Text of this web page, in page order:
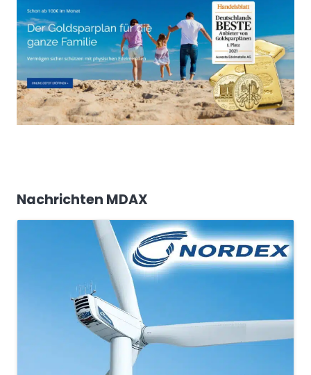
Nachrichten MDAX